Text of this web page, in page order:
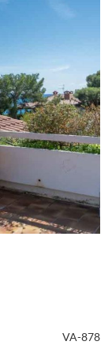
VA-878